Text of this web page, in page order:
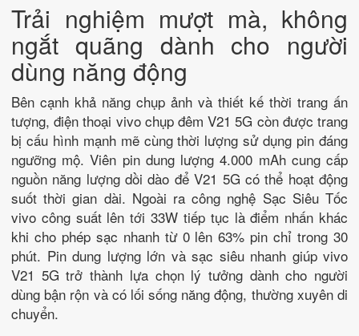
Trải nghiệm mượt mà, không
ngắt quãng dành cho người
dùng năng động
Bên cạnh khả năng chụp ảnh và thiết kế thời trang ấn
tượng, điện thoại vivo chụp đêm V21 5G còn được trang
bị cấu hình mạnh mẽ cùng thời lượng sử dụng pin đáng
ngưỡng mộ. Viên pin dung lượng 4.000 mAh cung cấp
nguồn năng lượng dồi dào để V21 5G có thể hoạt động
suốt thời gian dài. Ngoài ra công nghệ Sạc Siêu Tốc
vivo công suất lên tới 33W tiếp tục là điểm nhấn khác
khi cho phép sạc nhanh từ 0 lên 63% pin chỉ trong 30
phút. Pin dung lượng lớn và sạc siêu nhanh giúp vivo
V21 5G trở thành lựa chọn lý tưởng dành cho người
dùng bận rộn và có lối sống năng động, thường xuyên di
chuyển.